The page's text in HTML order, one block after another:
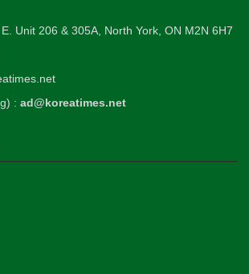
Unit 206 & 305A, North York, ON M2N 6H7
: ad@koreatimes.net